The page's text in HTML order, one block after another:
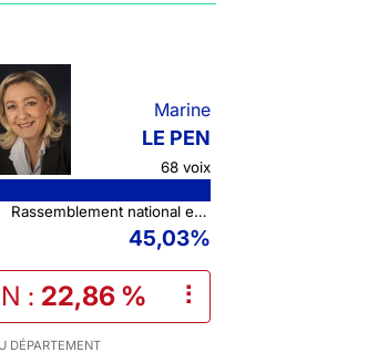
Marine
LE PEN
68 voix
Rassemblement national et ses alliés
45,03%
: 22,86 % ⠇
DÉPARTEMENT